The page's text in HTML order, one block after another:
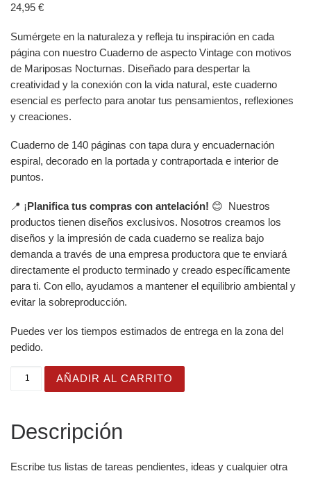
24,95 €
Sumérgete en la naturaleza y refleja tu inspiración en cada
página con nuestro Cuaderno de aspecto Vintage con motivos
de Mariposas Nocturnas. Diseñado para despertar la
creatividad y la conexión con la vida natural, este cuaderno
esencial es perfecto para anotar tus pensamientos, reflexiones
y creaciones.
Cuaderno de 140 páginas con tapa dura y encuadernación
espiral, decorado en la portada y contraportada e interior de
puntos.
📍 ¡Planifica tus compras con antelación! 😊 Nuestros
productos tienen diseños exclusivos. Nosotros creamos los
diseños y la impresión de cada cuaderno se realiza bajo
demanda a través de una empresa productora que te enviará
directamente el producto terminado y creado específicamente
para ti. Con ello, ayudamos a mantener el equilibrio ambiental y
evitar la sobreproducción.
Puedes ver los tiempos estimados de entrega en la zona del
pedido.
Cuaderno en Espiral con Bonito Diseño de Mariposas y
AÑADIR AL CARRITO
Descripción
Escribe tus listas de tareas pendientes, ideas y cualquier otra